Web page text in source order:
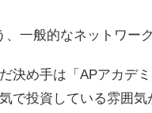
一般的なネットワー
決め手は「APアカデ
で投資している雰囲